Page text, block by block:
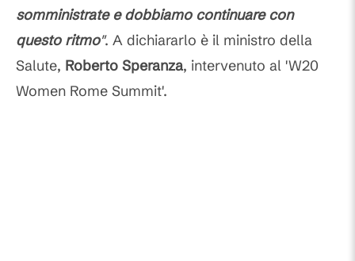
somministrate e dobbiamo continuare con
questo ritmo". A dichiararlo è il ministro della
Salute, Roberto Speranza, intervenuto al 'W20
Women Rome Summit'.